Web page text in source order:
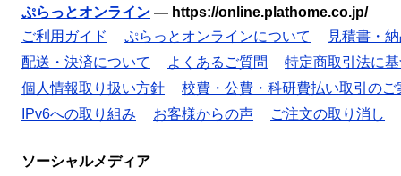
ぷらっとオンライン — https://online.plathome.co.jp/
ご利用ガイド
ぷらっとオンラインについて
見積書・
配送・決済について
よくあるご質問
特定商取引法に
個人情報取り扱い方針
校費・公費・科研費払い取引のご
IPv6への取り組み
お客様からの声 ご注文の取り消し
ソーシャルメディア